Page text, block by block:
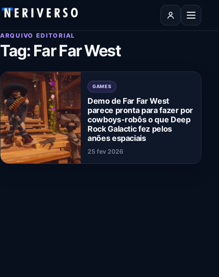
Pular para o conteúdo
Abrir
ARQUIVO EDITORIAL
Tag: Far Far West
GAMES
Demo de Far Far West
parece pronta para fazer por
cowboys-robôs o que Deep
Rock Galactic fez pelos
anões espaciais
25 fev 2026